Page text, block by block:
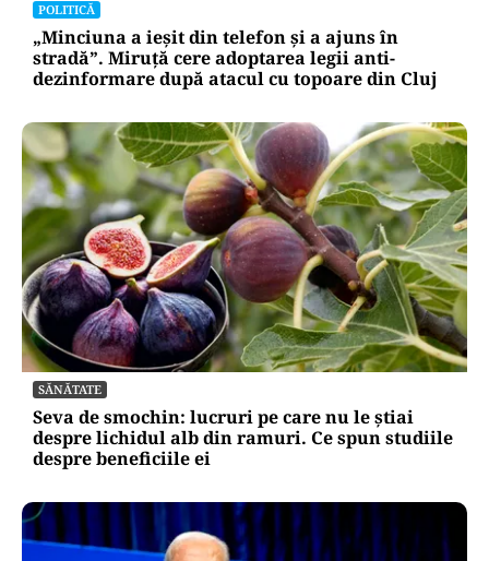
POLITICĂ
„Minciuna a ieșit din telefon și a ajuns în
stradă”. Miruță cere adoptarea legii anti-
dezinformare după atacul cu topoare din Cluj
SĂNĂTATE
Seva de smochin: lucruri pe care nu le știai
despre lichidul alb din ramuri. Ce spun studiile
despre beneficiile ei